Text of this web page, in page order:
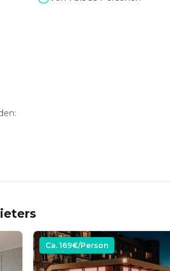
Ca. 169€/Person